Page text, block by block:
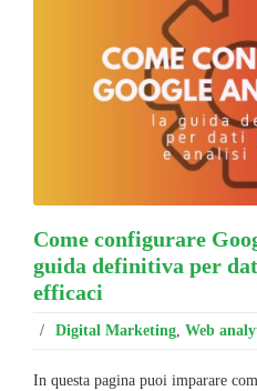
Come configurare
guida definitiva per
efficaci
/ Digital Marketing, Web
In questa pagina puoi imparare